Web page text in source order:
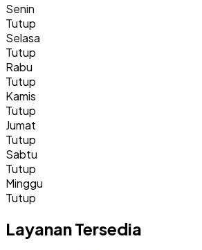
Senin
Tutup
Selasa
Tutup
Rabu
Tutup
Kamis
Tutup
Jumat
Tutup
Sabtu
Tutup
Minggu
Tutup
Layanan Tersedia